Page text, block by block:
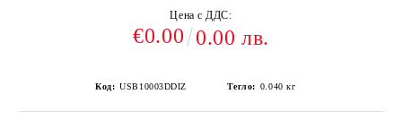
Цена с ДДС:
€0.00 0.00 лв.
Код: USB10003DDIZ Тегло: 0.040 кг